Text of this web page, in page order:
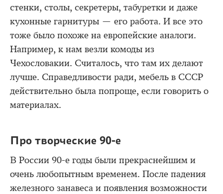
стенки, столы, секретеры, табуретки и даже
кухонные гарнитуры — его работа. И все это
тоже было похоже на европейские аналоги.
Например, к нам везли комоды из
Чехословакии. Считалось, что там их делают
лучше. Справедливости ради, мебель в СССР
действительно была попроще, если говорить о
материалах.
Про творческие 90-е
В России 90-е годы были прекраснейшим и
очень любопытным временем. После падения
железного занавеса и появления возможности